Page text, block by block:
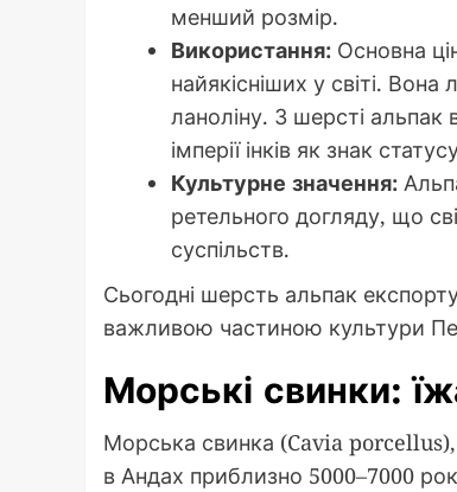
менший розмір.
Використання: Основна
найякісніших у світі. Вона
ланоліну. З шерсті альпак
імперії інків як знак
Культурне значення:
ретельного догляду, що
суспільств.
Сьогодні шерсть альпак
важливою частиною культури
Морські свинки:
Морська свинка (Cavia
в Андах приблизно 5000–7000